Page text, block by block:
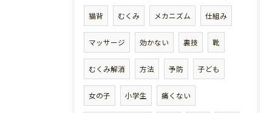
猫背 むくみ メカニズム 仕組み
マッサージ 効かない 裏技 靴
むくみ解消 方法 予防 子ども
女の子 小学生 痛くない